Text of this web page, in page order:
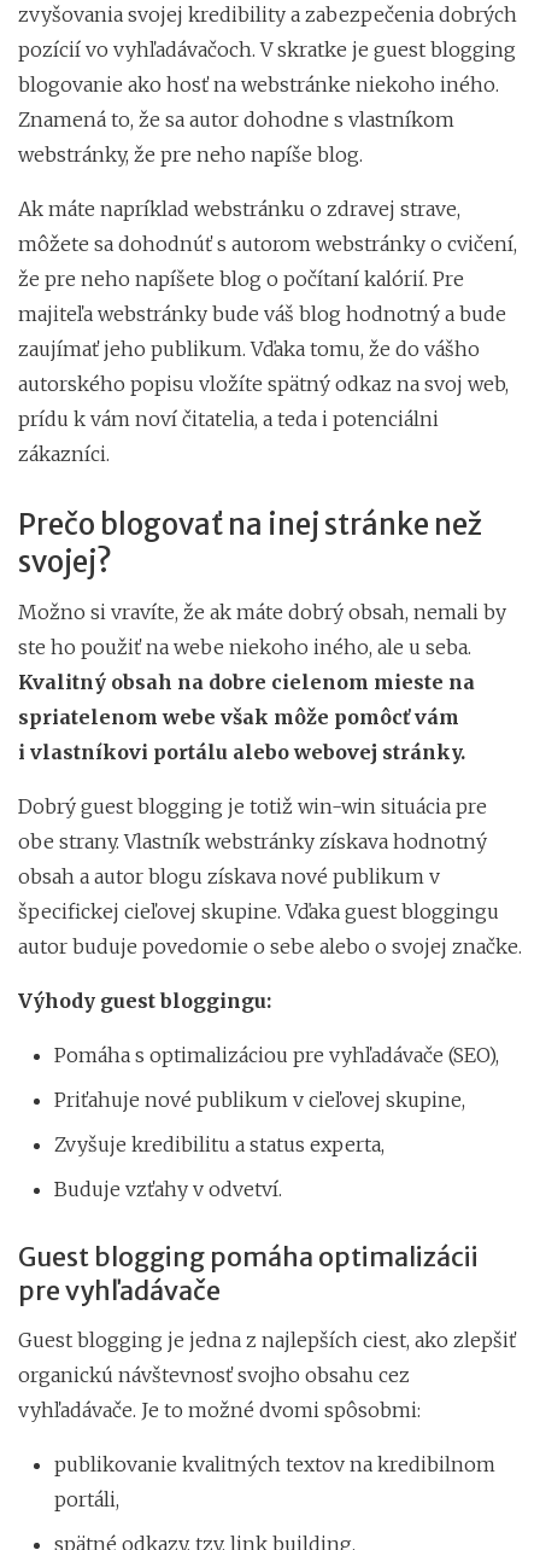
zvyšovania svojej kredibility a zabezpečenia dobrých
pozícií vo vyhľadávačoch. V skratke je guest blogging
blogovanie ako hosť na webstránke niekoho iného.
Znamená to, že sa autor dohodne s vlastníkom
webstránky, že pre neho napíše blog.
Ak máte napríklad webstránku o zdravej strave,
môžete sa dohodnúť s autorom webstránky o cvičení,
že pre neho napíšete blog o počítaní kalórií. Pre
majiteľa webstránky bude váš blog hodnotný a bude
zaujímať jeho publikum. Vďaka tomu, že do vášho
autorského popisu vložíte spätný odkaz na svoj web,
prídu k vám noví čitatelia, a teda i potenciálni
zákazníci.
Prečo blogovať na inej stránke než
svojej?
Možno si vravíte, že ak máte dobrý obsah, nemali by
ste ho použiť na webe niekoho iného, ale u seba.
Kvalitný obsah na dobre cielenom mieste na
spriatelenom webe však môže pomôcť vám
i vlastníkovi portálu alebo webovej stránky.
Dobrý guest blogging je totiž win-win situácia pre
obe strany. Vlastník webstránky získava hodnotný
obsah a autor blogu získava nové publikum v
špecifickej cieľovej skupine. Vďaka guest bloggingu
autor buduje povedomie o sebe alebo o svojej značke.
Výhody guest bloggingu:
Pomáha s optimalizáciou pre vyhľadávače (SEO),
Priťahuje nové publikum v cieľovej skupine,
Zvyšuje kredibilitu a status experta,
Buduje vzťahy v odvetví.
Guest blogging pomáha optimalizácii
pre vyhľadávače
Guest blogging je jedna z najlepších ciest, ako zlepšiť
organickú návštevnosť svojho obsahu cez
vyhľadávače. Je to možné dvomi spôsobmi:
publikovanie kvalitných textov na kredibilnom
portáli,
spätné odkazy, tzv. link building.